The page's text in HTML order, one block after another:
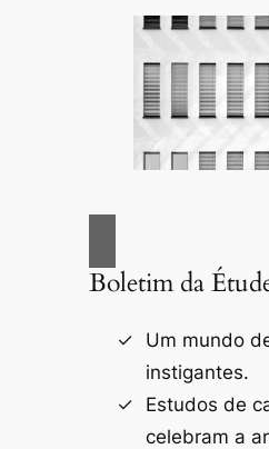
Boletim da
Um mundo
instigantes.
Estudos de
celebram a